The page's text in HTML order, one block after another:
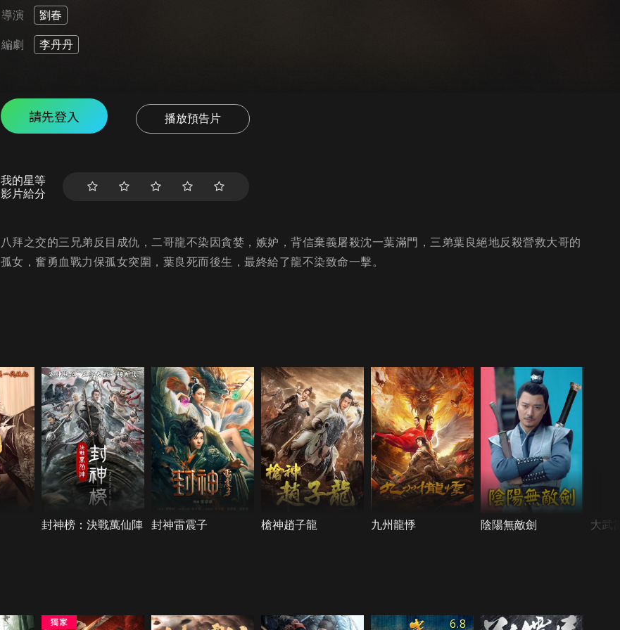
導演 劉春
編劇 李丹丹
請先登入 播放預告片
我的星等
影片給分
八拜之交的三兄弟反目成仇，二哥龍不染因貪婪，嫉妒，背信棄義屠殺沈一葉滿門，三弟葉良絕地反殺營救大哥的
孤女，奮勇血戰力保孤女突圍，葉良死而後生，最終給了龍不染致命一擊。
封神榜：決戰萬仙陣 封神雷震子 槍神趙子龍 九州龍悸 陰陽無敵劍 大武
6.8